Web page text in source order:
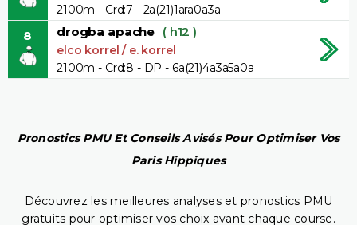
2100m - Crd:7 - 2a(21)1ara0a3a
8 drogba apache ( h12 )
elco korrel / e. korrel
2100m - Crd:8 - DP - 6a(21)4a3a5a0a
Pronostics PMU Et Conseils Avisés Pour Optimiser Vos
Paris Hippiques
Découvrez les meilleures analyses et pronostics PMU
gratuits pour optimiser vos choix avant chaque course.